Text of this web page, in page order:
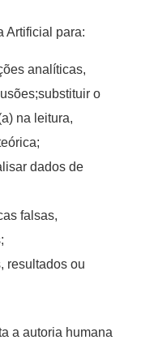
Artificial para:
analíticas,
o
na leitura,
dados de
falsas,
resultados ou
a autoria humana